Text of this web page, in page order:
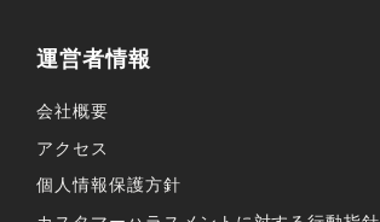
運営者情報
会社概要
アクセス
個人情報保護方針